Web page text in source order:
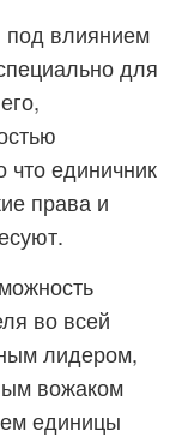
под влиянием
для
что единичник
права и
во всей
лидером,
вожаком
единицы